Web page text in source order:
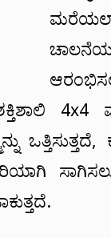
4x4
ಒತ್ತಿಸುತ್ತದೆ,